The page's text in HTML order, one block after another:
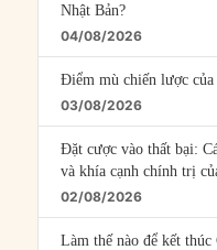
Nhật Bản?
04/08/2026
Điểm mù chiến lược
03/08/2026
Đặt cược vào thất bại:
và khía cạnh chính trị
02/08/2026
Làm thế nào để kết